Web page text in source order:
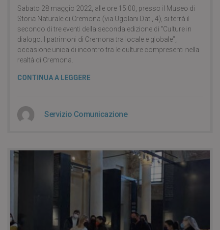
Sabato 28 maggio 2022, alle ore 15:00, presso il Museo di
Storia Naturale di Cremona (via Ugolani Dati, 4), si terrà il
secondo di tre eventi della seconda edizione di “Culture in
dialogo. I patrimoni di Cremona tra locale e globale”,
occasione unica di incontro tra le culture compresenti nella
realtà di Cremona.
CONTINUA A LEGGERE
Servizio Comunicazione